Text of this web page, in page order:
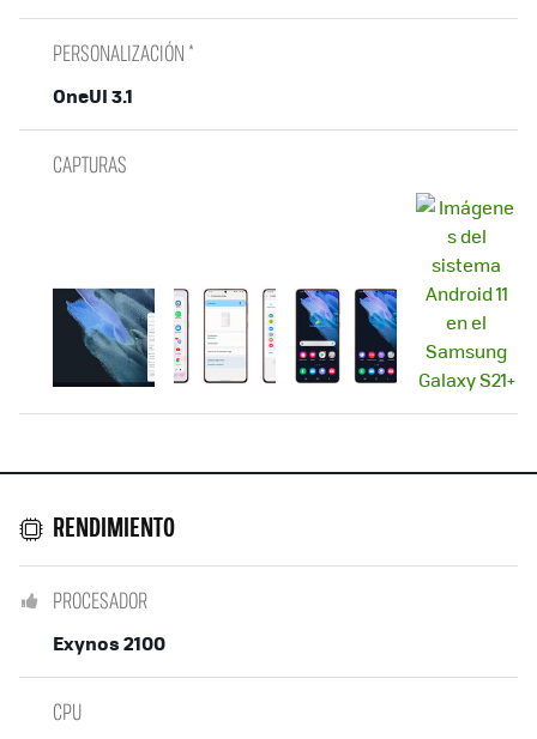
PERSONALIZACIÓN *
OneUI 3.1
CAPTURAS
RENDIMIENTO
PROCESADOR
Exynos 2100
CPU